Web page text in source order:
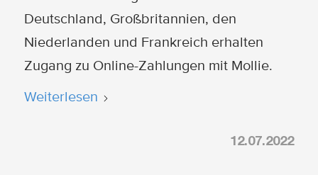
Deutschland, Großbritannien, den
Niederlanden und Frankreich erhalten
Zugang zu Online-Zahlungen mit Mollie.
Weiterlesen
12.07.2022